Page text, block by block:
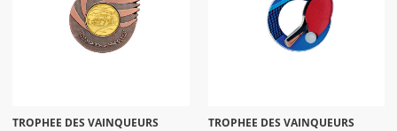
TROPHEE DES VAINQUEURS TROPHEE DES VAINQUEURS